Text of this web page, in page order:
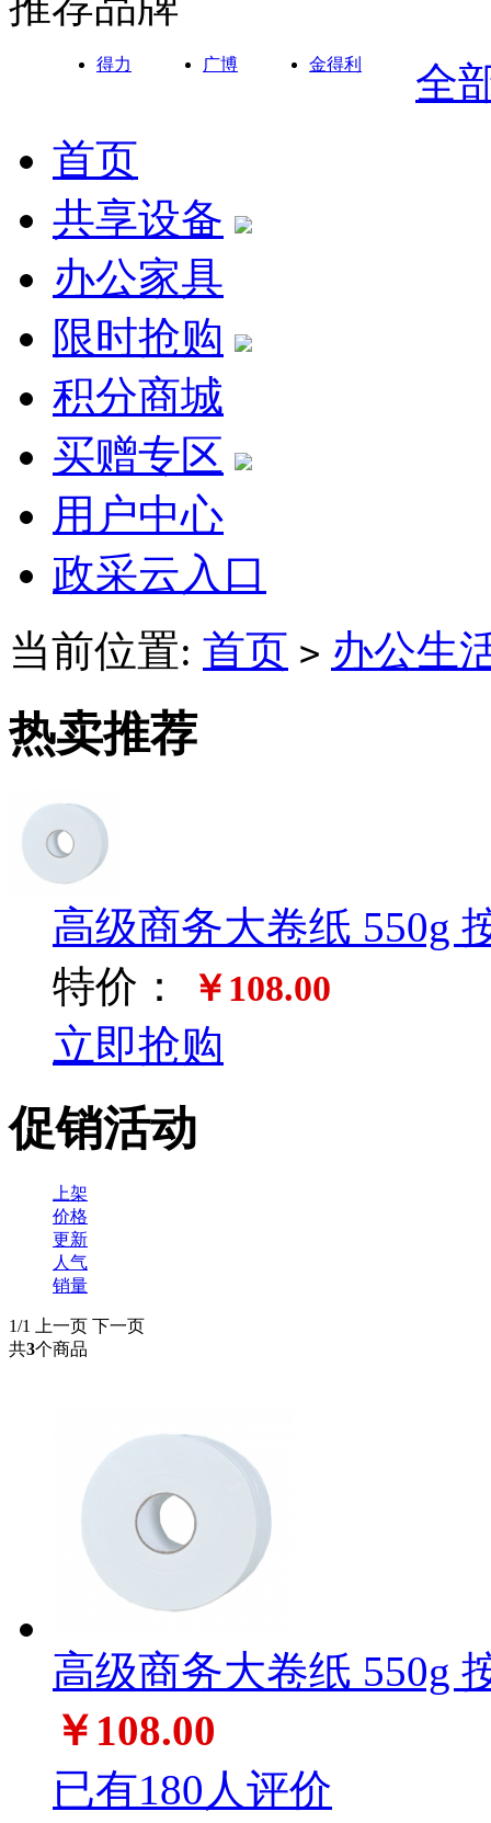
得力 广博 金得利
全
首页
共享设备
办公家具
限时抢购
积分商城
买赠专区
用户中心
政采云入口
当前位置: 首页 > 办公生
热卖推荐
高级商务大卷纸 550g
特价：
￥108.00
立即抢购
促销活动
上架
价格
更新
人气
销量
1/1 上一页 下一页
共3个商品
高级商务大卷纸 550g
￥108.00
已有180人评价